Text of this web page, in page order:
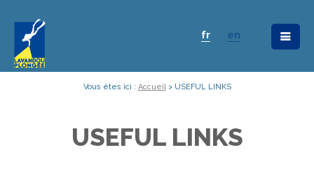
fr en
Vous êtes ici : Accueil> USEFUL LINKS
USEFUL LINKS